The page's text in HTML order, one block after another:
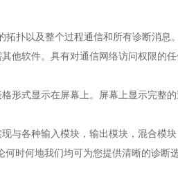
拓扑以及整个过程通信和所有诊断消
他软件。具有对通信网络访问权限的
形式显示在屏幕上。屏幕上显示完整
与各种输入模块，输出模块，混合模
时何地我们均可为您提供清晰的诊断选